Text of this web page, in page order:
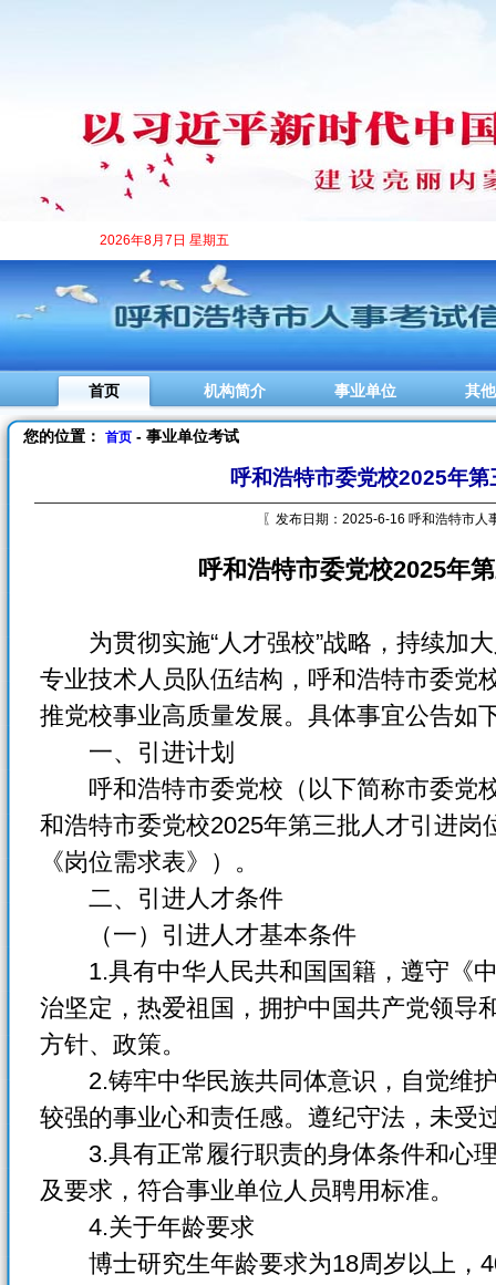
2026年8月7日 星期五
首页 机构简介 事业单位 其
您的位置： 首页- 事业单位考试
呼和浩特市委党校2025年
〖发布日期：2025-6-16 呼和浩特市人
呼和浩特市委党校2025年
为贯彻实施“人才强校”战略，持续加
专业技术人员队伍结构，呼和浩特市委党
推党校事业高质量发展。具体事宜公告如
一、引进计划
呼和浩特市委党校（以下简称市委党
和浩特市委党校2025年第三批人才引进岗
《岗位需求表》）。
二、引进人才条件
（一）引进人才基本条件
1.具有中华人民共和国国籍，遵守《中
治坚定，热爱祖国，拥护中国共产党领导
方针、政策。
2.铸牢中华民族共同体意识，自觉维护
较强的事业心和责任感。遵纪守法，未受
3.具有正常履行职责的身体条件和心理
及要求，符合事业单位人员聘用标准。
4.关于年龄要求
博士研究生年龄要求为18周岁以上，